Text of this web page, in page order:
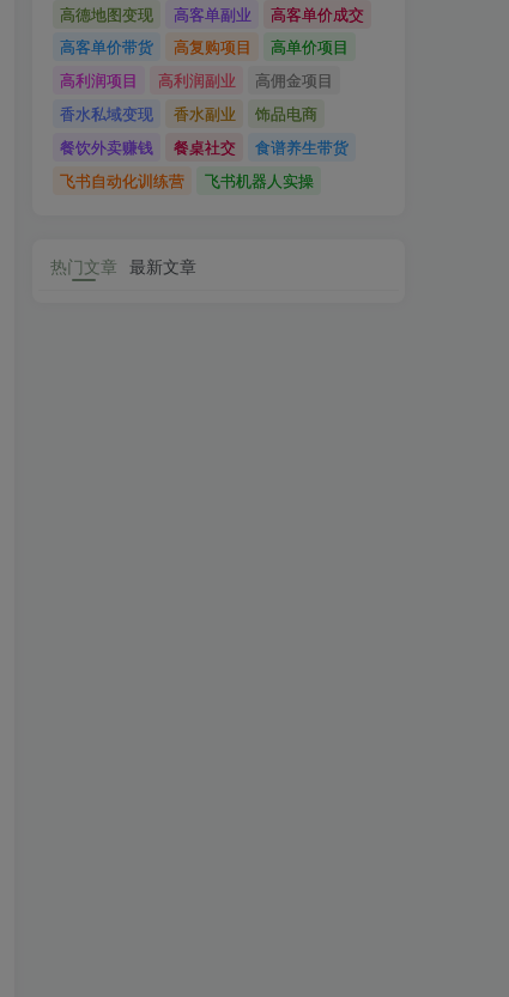
高德地图变现
高客单副业
高客单价成交
高客单价带货
高复购项目
高单价项目
高利润项目
高利润副业
高佣金项目
香水私域变现
香水副业
饰品电商
餐饮外卖赚钱
餐桌社交
食谱养生带货
飞书自动化训练营
飞书机器人实操
热门文章 最新文章